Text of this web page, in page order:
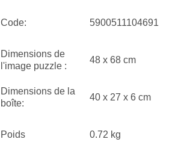
Code: 5900511104691
Dimensions de
l'image puzzle :
48 x 68 cm
Dimensions de la
boîte:
40 x 27 x 6 cm
Poids 0.72 kg